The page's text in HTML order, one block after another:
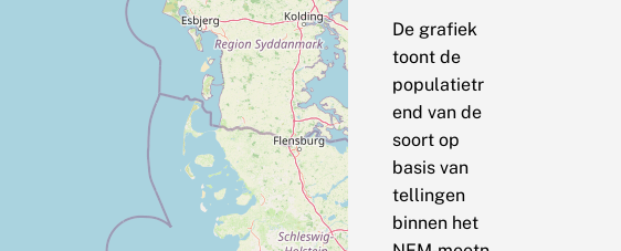
De grafiek
toont de
populatietr
end van de
soort op
basis van
tellingen
binnen het